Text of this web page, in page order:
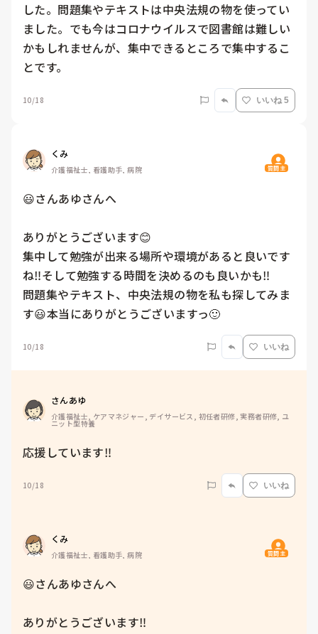
した。問題集やテキストは中央法規の物を使ってい
ました。でも今はコロナウイルスで図書館は難しい
かもしれませんが、集中できるところで集中するこ
とです。
10/18 いいね 5
くみ
介護福祉士, 看護助手, 病院 質問主
😃さんあゆさんへ
ありがとうございます😊
集中して勉強が出来る場所や環境があると良いです
ね‼️そして勉強する時間を決めるのも良いかも‼️
問題集やテキスト、中央法規の物を私も探してみま
す😃本当にありがとうございますっ🙂
10/18 いいね
さんあゆ
介護福祉士, ケアマネジャー, デイサービス, 初任者研修, 実務者研修, ユ
ニット型特養
応援しています‼️
10/18 いいね
くみ
介護福祉士, 看護助手, 病院 質問主
😃さんあゆさんへ
ありがとうございます‼️